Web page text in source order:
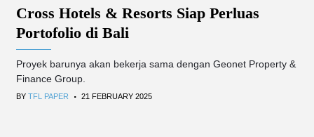
Cross Hotels & Resorts Siap Perluas
Portofolio di Bali
Proyek barunya akan bekerja sama dengan Geonet Property &
Finance Group.
BY TFL PAPER . 21 FEBRUARY 2025